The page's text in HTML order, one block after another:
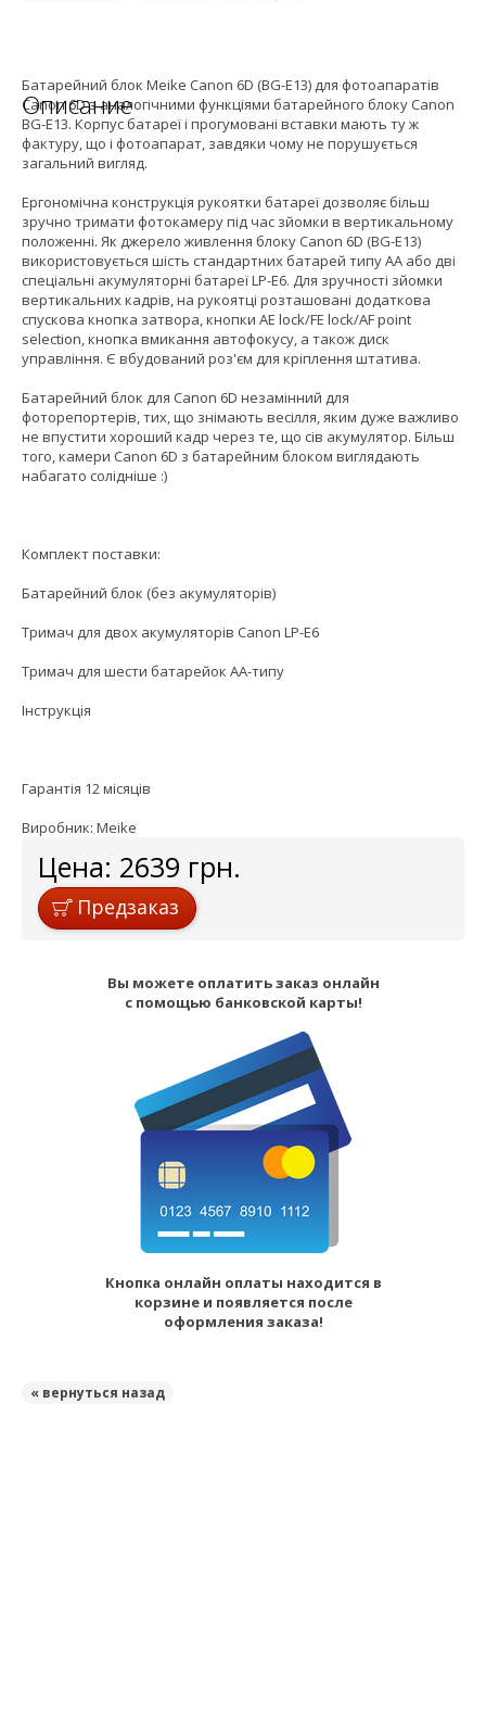
Описание
Батарейний блок Meike Canon 6D (BG-E13) для фотоапаратів
Canon 6D з аналогічними функціями батарейного блоку Canon
BG-E13. Корпус батареї і прогумовані вставки мають ту ж
фактуру, що і фотоапарат, завдяки чому не порушується
загальний вигляд.
Ергономічна конструкція рукоятки батареї дозволяє більш
зручно тримати фотокамеру під час зйомки в вертикальному
положенні. Як джерело живлення блоку Canon 6D (BG-E13)
використовується шість стандартних батарей типу АА або дві
спеціальні акумуляторні батареї LP-E6. Для зручності зйомки
вертикальних кадрів, на рукоятці розташовані додаткова
спускова кнопка затвора, кнопки АЕ lock/FE lock/AF point
selection, кнопка вмикання автофокусу, а також диск
управління. Є вбудований роз'єм для кріплення штатива.
Батарейний блок для Canon 6D незамінний для
фоторепортерів, тих, що знімають весілля, яким дуже важливо
не впустити хороший кадр через те, що сів акумулятор. Більш
того, камери Canon 6D з батарейним блоком виглядають
набагато солідніше :)
Комплект поставки:
Батарейний блок (без акумуляторів)
Тримач для двох акумуляторів Canon LP-E6
Тримач для шести батарейок АА-типу
Інструкція
Гарантія 12 місяців
Виробник: Мeike
Цена: 2639 грн.
Предзаказ
Вы можете оплатить заказ онлайн
с помощью банковской карты!
Кнопка онлайн оплаты находится в
корзине и появляется после
оформления заказа!
« вернуться назад